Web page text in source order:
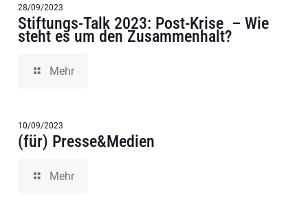
28/09/2023
Stiftungs-Talk 2023: Post-Krise – Wie
steht es um den Zusammenhalt?
Mehr
10/09/2023
(für) Presse&Medien
Mehr